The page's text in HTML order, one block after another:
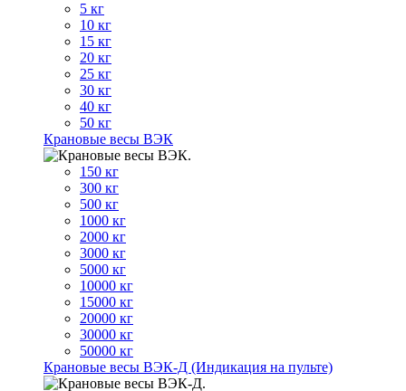
5 кг
10 кг
15 кг
20 кг
25 кг
30 кг
40 кг
50 кг
Крановые весы ВЭК
150 кг
300 кг
500 кг
1000 кг
2000 кг
3000 кг
5000 кг
10000 кг
15000 кг
20000 кг
30000 кг
50000 кг
Крановые весы ВЭК-Д (Индикация на пульте)